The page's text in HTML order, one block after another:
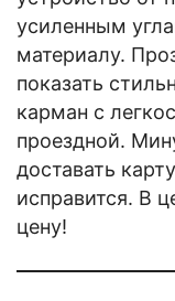
усиленным
материалу.
показать
карман с
проездной.
доставать
исправится. В
цену!